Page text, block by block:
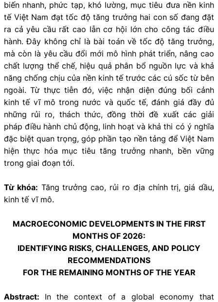
biến nhanh, phức tạp, khó lường, mục tiêu đưa nền kinh
tế Việt Nam đạt tốc độ tăng trưởng hai con số đang đặt
ra cả yêu cầu rất cao lẫn cơ hội lớn cho công tác điều
hành. Đây không chỉ là bài toán về tốc độ tăng trưởng,
mà còn là yêu cầu đổi mới mô hình phát triển, nâng cao
chất lượng thể chế, hiệu quả phân bổ nguồn lực và khả
năng chống chịu của nền kinh tế trước các cú sốc từ bên
ngoài. Từ thực tiễn đó, việc nhận diện đúng bối cảnh
kinh tế vĩ mô trong nước và quốc tế, đánh giá đầy đủ
những rủi ro, thách thức, đồng thời đề xuất các giải
pháp điều hành chủ động, linh hoạt và khả thi có ý nghĩa
đặc biệt quan trọng, góp phần tạo nền tảng để Việt Nam
hiện thực hóa mục tiêu tăng trưởng nhanh, bền vững
trong giai đoạn tới.
Từ khóa: Tăng trưởng cao, rủi ro địa chính trị, giá dầu,
kinh tế vĩ mô.
MACROECONOMIC DEVELOPMENTS IN THE FIRST
MONTHS OF 2026:
IDENTIFYING RISKS, CHALLENGES, AND POLICY
RECOMMENDATIONS
FOR THE REMAINING MONTHS OF THE YEAR
Abstract: In the context of a global economy that